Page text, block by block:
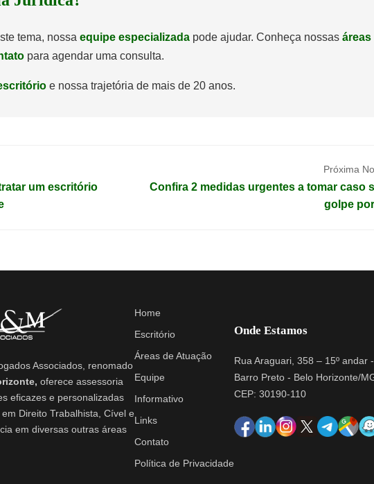
tema, nossa equipe especializada pode ajudar. Conheça nossas áreas
para agendar uma consulta.
e nossa trajetória de mais de 20 anos.
um escritório
Próxima
Confira 2 medidas urgentes a tomar caso
golpe
Associados, renomado
oferece assessoria
eficazes e personalizadas
Direito Trabalhista, Cível e
em diversas outras áreas
Home
Escritório
Áreas de Atuação
Equipe
Informativo
Links
Contato
Política de Privacidade
Onde Estamos
Rua Araguari, 358 – 15º andar
Barro Preto - Belo Horizonte/
CEP: 30190-110